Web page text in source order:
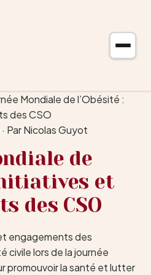
Mondiale de l’Obésité :
des CSO
· Par Nicolas Guyot
de
et
des CSO